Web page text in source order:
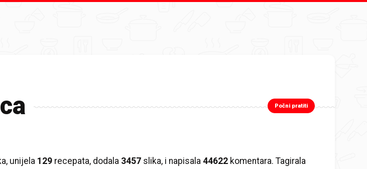
Počni pratiti
unijela 129 recepata, dodala 3457 slika, i napisala44622 komentara. Tagirala